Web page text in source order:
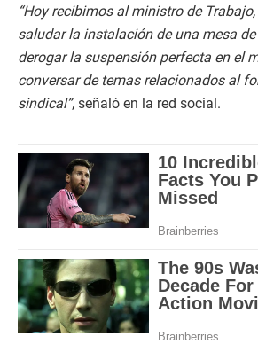
“Hoy recibimos al ministro de
saludar la instalación de una mesa
derogar la suspensión perfecta en el
conversar de temas relacionados al
sindical”, señaló en la red social.